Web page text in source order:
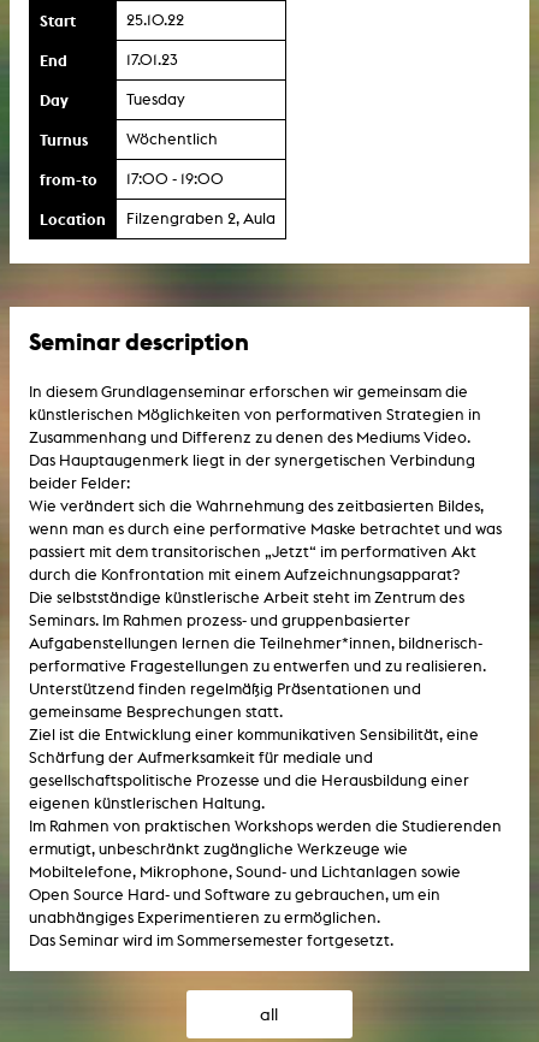
Start 25.10.22
End 17.01.23
Day Tuesday
Turnus Wöchentlich
from-to 17:00 - 19:00
Location Filzengraben 2, Aula
Seminar description
In diesem Grundlagenseminar erforschen wir gemeinsam die
künstlerischen Möglichkeiten von performativen Strategien in
Zusammenhang und Differenz zu denen des Mediums Video.
Das Hauptaugenmerk liegt in der synergetischen Verbindung
beider Felder:
Wie verändert sich die Wahrnehmung des zeitbasierten Bildes,
wenn man es durch eine performative Maske betrachtet und was
passiert mit dem transitorischen „Jetzt“ im performativen Akt
durch die Konfrontation mit einem Aufzeichnungsapparat?
Die selbstständige künstlerische Arbeit steht im Zentrum des
Seminars. Im Rahmen prozess- und gruppenbasierter
Aufgabenstellungen lernen die Teilnehmer*innen, bildnerisch-
performative Fragestellungen zu entwerfen und zu realisieren.
Unterstützend finden regelmäßig Präsentationen und
gemeinsame Besprechungen statt.
Ziel ist die Entwicklung einer kommunikativen Sensibilität, eine
Schärfung der Aufmerksamkeit für mediale und
gesellschaftspolitische Prozesse und die Herausbildung einer
eigenen künstlerischen Haltung.
Im Rahmen von praktischen Workshops werden die Studierenden
ermutigt, unbeschränkt zugängliche Werkzeuge wie
Mobiltelefone, Mikrophone, Sound- und Lichtanlagen sowie
Open Source Hard- und Software zu gebrauchen, um ein
unabhängiges Experimentieren zu ermöglichen.
Das Seminar wird im Sommersemester fortgesetzt.
all